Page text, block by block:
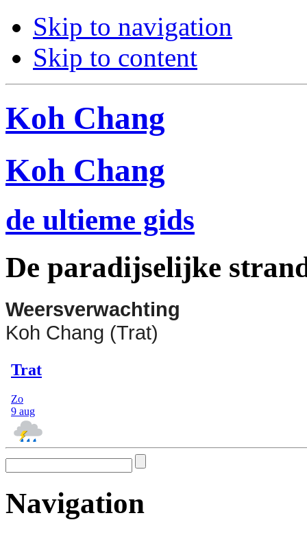
Skip to navigation
Skip to content
Koh Chang
Koh Chang
de ultieme gids
De paradijselijke
Weersverwachting
Koh Chang (Trat)
Navigation